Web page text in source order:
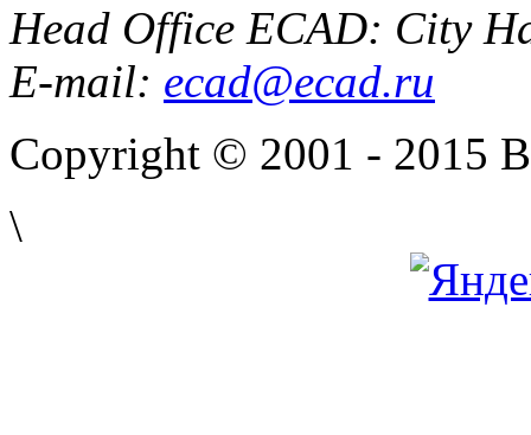
Head Office ECAD: City
E-mail: ecad@ecad.ru
Copyright © 2001 - 2015
\